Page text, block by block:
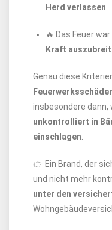
Herd verlassen
🔥 Das Feuer
Kraft
Genau diese
insbesondere dann,
unkontrolliert in
einschlagen
👉 Ein Brand, der
und nicht mehr
unter den